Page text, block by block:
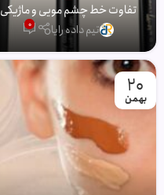
تفاوت خط چشم مویی و ماژیکی
تیم داده رایا 0
20
بهمن